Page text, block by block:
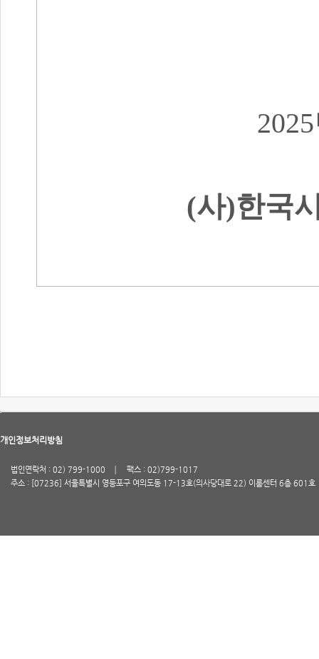
2025
(사)한국
개인정보처리방침
법인연락처 : 02) 799-1000
팩스 : 02)799-1017
주소 : [07236] 서울특별시 영등포구 여의도동 17-13호(의사당대로 22) 이룸센터 6층 601호